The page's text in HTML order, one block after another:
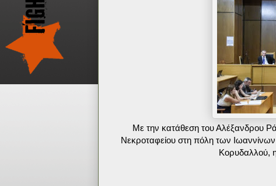
Με την κατάθεση του Αλέξανδρου
Νεκροταφείου στη πόλη των
Κορυδαλλού,